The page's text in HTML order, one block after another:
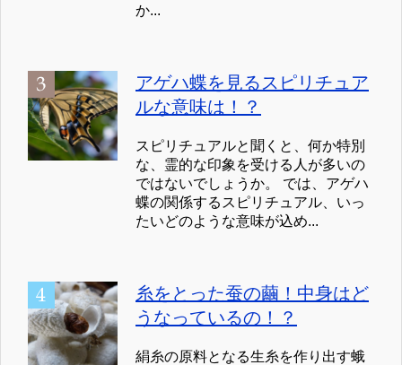
か...
アゲハ蝶を見るスピリチュア
ルな意味は！？
スピリチュアルと聞くと、何か特別
な、霊的な印象を受ける人が多いの
ではないでしょうか。 では、アゲハ
蝶の関係するスピリチュアル、いっ
たいどのような意味が込め...
糸をとった蚕の繭！中身はど
うなっているの！？
絹糸の原料となる生糸を作り出す蛾